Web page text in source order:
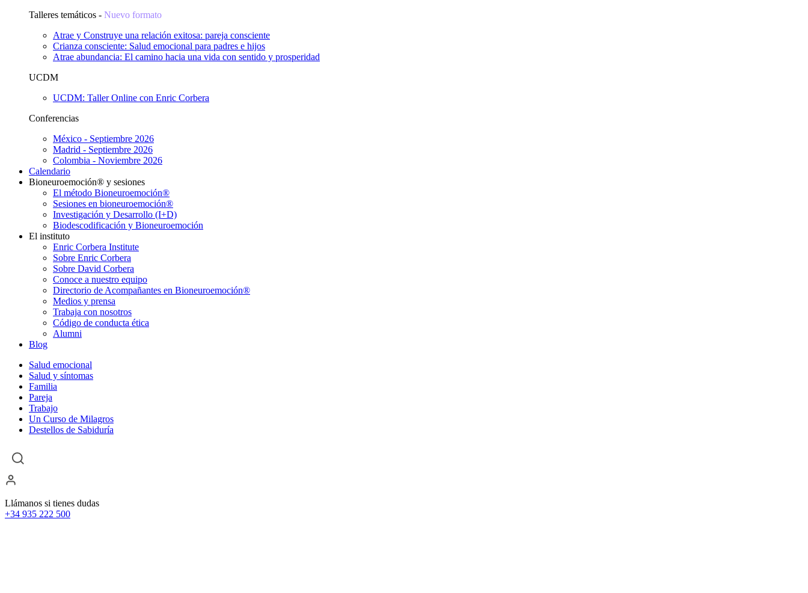
Talleres temáticos - Nuevo formato
Atrae y Construye una relación exitosa: pareja consciente
Crianza consciente: Salud emocional para padres e hijos
Atrae abundancia: El camino hacia una vida con sentido y prosperidad
UCDM
UCDM: Taller Online con Enric Corbera
Conferencias
México - Septiembre 2026
Madrid - Septiembre 2026
Colombia - Noviembre 2026
Calendario
Bioneuroemoción® y sesiones
El método Bioneuroemoción®
Sesiones en bioneuroemoción®
Investigación y Desarrollo (I+D)
Biodescodificación y Bioneuroemoción
El instituto
Enric Corbera Institute
Sobre Enric Corbera
Sobre David Corbera
Conoce a nuestro equipo
Directorio de Acompañantes en Bioneuroemoción®
Medios y prensa
Trabaja con nosotros
Código de conducta ética
Alumni
Blog
Salud emocional
Salud y síntomas
Familia
Pareja
Trabajo
Un Curso de Milagros
Destellos de Sabiduría
Llámanos si tienes dudas
+34 935 222 500